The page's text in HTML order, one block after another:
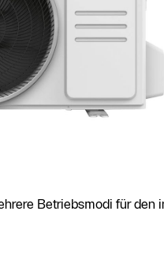
Betriebsmodi für den